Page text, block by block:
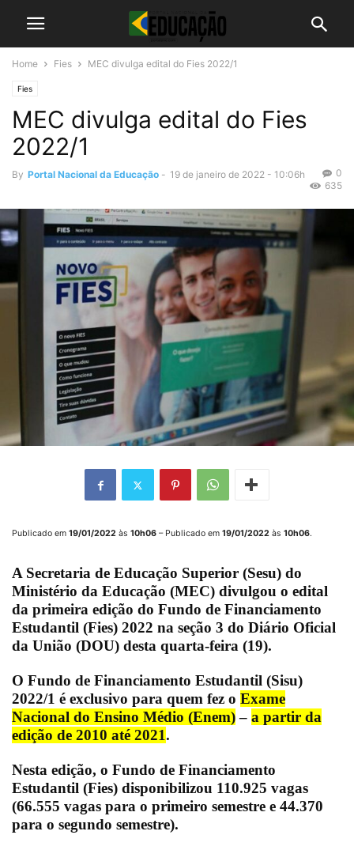
Home Fies MEC divulga edital do Fies 2022/1
Fies
MEC divulga edital do Fies
2022/1
By Portal Nacional da Educação - 19 de janeiro de 2022 - 10:06h
0
635
Publicado em 19/01/2022 às 10h06 – Publicado em 19/01/2022 às 10h06.
A Secretaria de Educação Superior (Sesu) do
Ministério da Educação (MEC) divulgou o edital
da primeira edição do Fundo de Financiamento
Estudantil (Fies) 2022 na seção 3 do Diário Oficial
da União (DOU) desta quarta-feira (19).
O Fundo de Financiamento Estudantil (Sisu)
2022/1 é exclusivo para quem fez o Exame
Nacional do Ensino Médio (Enem)– a partir da
edição de 2010 até 2021.
Nesta edição, o Fundo de Financiamento
Estudantil (Fies) disponibilizou 110.925 vagas
(66.555 vagas para o primeiro semestre e 44.370
para o segundo semestre).